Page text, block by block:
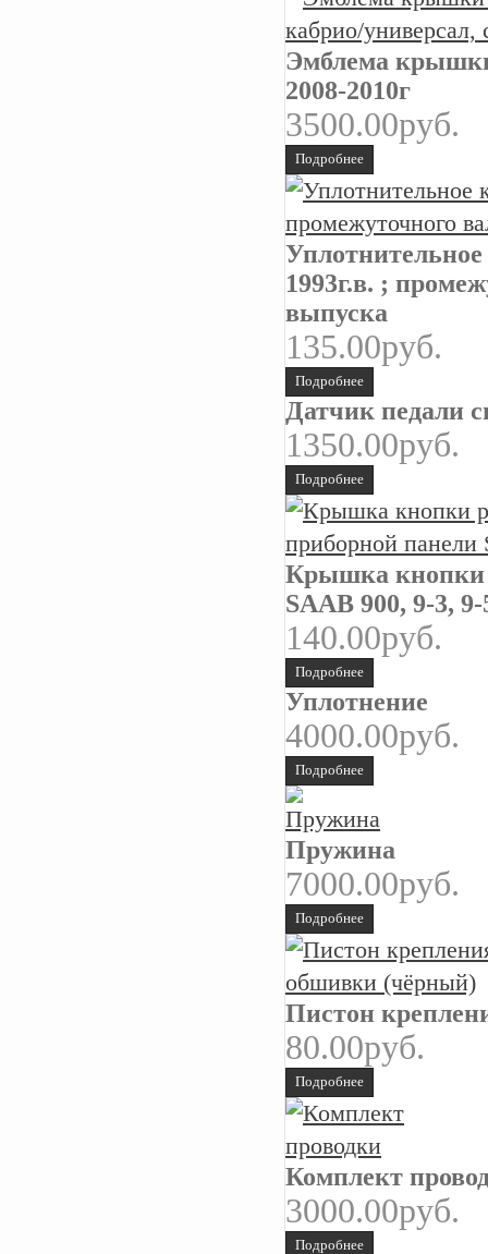
Эмблема
2008-2010г
3500.00руб.
Подробнее
1993г.в. ;
выпуска
135.00руб.
Подробнее
Датчик педали
1350.00руб.
Подробнее
Крышка кнопки
SAAB 900, 9-3, 9-
140.00руб.
Подробнее
Уплотнение
4000.00руб.
Подробнее
Пружина
7000.00руб.
Подробнее
Пистон
80.00руб.
Подробнее
Комплект
3000.00руб.
Подробнее